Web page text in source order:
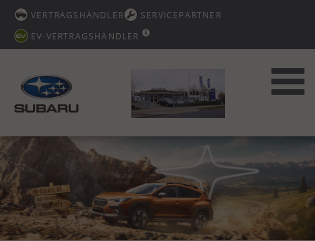
VERTRAGSHÄNDLER
SERVICEPARTNER
EV-VERTRAGSHÄNDLER